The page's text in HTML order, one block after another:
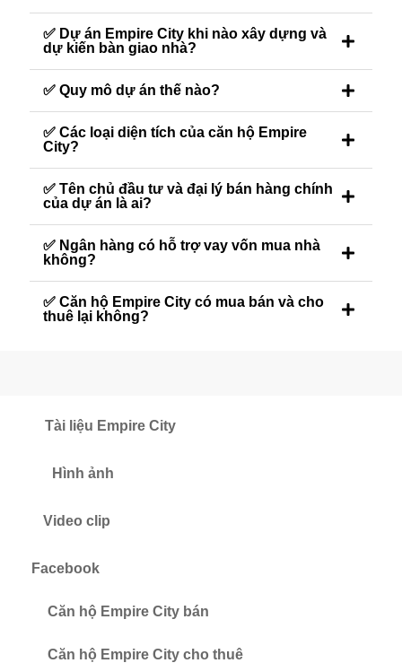
Loại hình căn hộ:
Căn hộ 1 phòng ngủ (từ 63 – 65 m²)
Căn hộ 2 phòng ngủ (từ 93 – 106 m²)
Căn hộ 3 phòng ngủ (từ 127 – 150 m²)
Căn hộ penthouse và căn hộ sân vườn (diện tích
lớn, thiết kế độc bản)
Đặc điểm nổi bật:
Trần cao 2.5-3 mét, tạo cảm giác thoáng đãng
Ban công rộng, view sông Sài Gòn, Quận 1, Khu
đô thị Sala và toàn cảnh Thủ Thiêm
Nội thất cao cấp nhập khẩu, bàn giao hoàn thiện
Sàn gỗ tự nhiên, hệ thống điều hòa âm trần, kính
cường lực cách âm
Tiện ích nội khu:
Phòng gym hiện đại, yoga & spa
Khu vui chơi trẻ em
Lối đi bộ, công viên cảnh quan nội khu xanh mát
✅ Dự án Empire City khi nào xây dựng và
dự kiến bàn giao nhà?
✅ Quy mô dự án thế nào?
✅ Các loại diện tích của căn hộ Empire
City?
✅ Tên chủ đầu tư và đại lý bán hàng chính
của dự án là ai?
✅ Ngân hàng có hỗ trợ vay vốn mua nhà
không?
✅ Căn hộ Empire City có mua bán và cho
thuê lại không?
Tài liệu Empire City
Hình ảnh
Video clip
Facebook
Căn hộ Empire City bán
Căn hộ Empire City cho thuê